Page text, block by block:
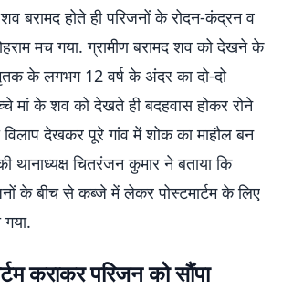
बरामद होते ही परिजनों के रोदन-कंद्रन व
मच गया. ग्रामीण बरामद शव को देखने के
के लगभग 12 वर्ष के अंदर का दो-दो
मां के शव को देखते ही बदहवास होकर रोने
देखकर पूरे गांव में शोक का माहौल बन
थानाध्यक्ष चितरंजन कुमार ने बताया कि
के बीच से कब्जे में लेकर पोस्टमार्टम के लिए
कराकर परिजन को सौंपा